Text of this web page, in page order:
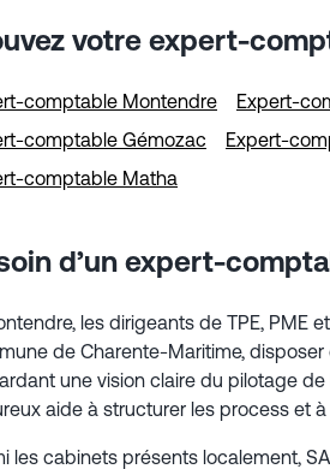
votre expert-
comptable Montendre Expert-
comptable Gémozac
Expert-
comptable Matha
d’un expert-
les dirigeants de TPE, PME
de Charente-Maritime,
une vision claire du pilotage
aide à structurer les process et
les cabinets présents localement,